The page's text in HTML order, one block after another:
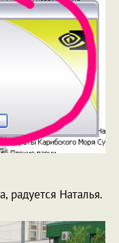
радуется Наталья.